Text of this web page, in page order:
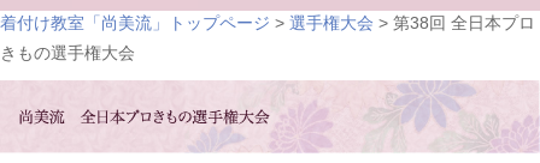
着付け教室「尚美流」トップページ > 選手権大会 > 第38回 全日本プロ
きもの選手権大会